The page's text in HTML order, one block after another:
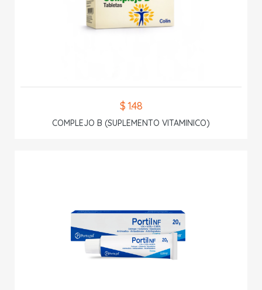
$ 1.48
COMPLEJO B (SUPLEMENTO VITAMINICO)